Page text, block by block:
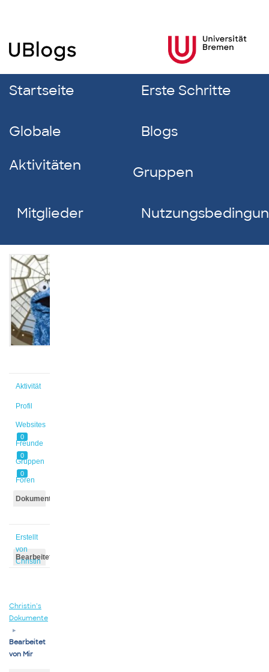
Startseite Erste Schritte
Globale
Aktivitäten
Blogs
Gruppen
Mitglieder
Aktivität
Profil
Websites
0
Freunde
0
Gruppen
0
Foren
Dokumente
Erstellt
von
Christin
Bearbeitet
Christin’s
Dokumente
▸
Bearbeitet
von Mir